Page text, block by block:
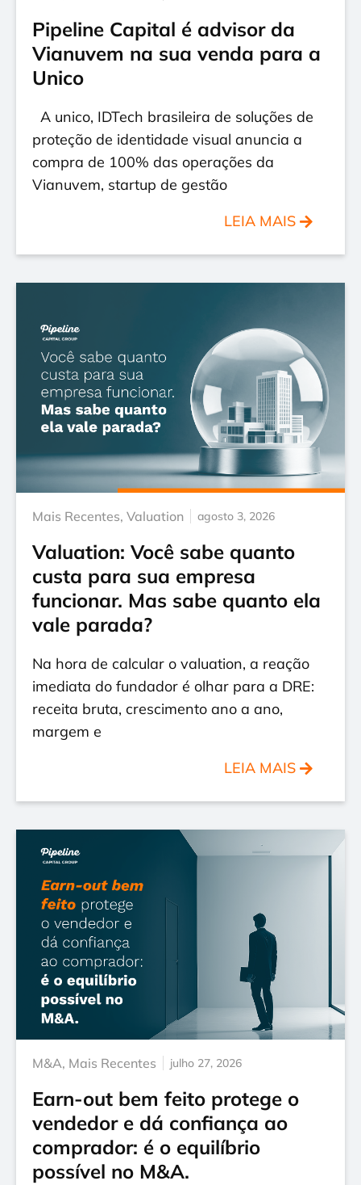
Pipeline Capital é advisor da
Vianuvem na sua venda para a
Unico
A unico, IDTech brasileira de soluções de
proteção de identidade visual anuncia a
compra de 100% das operações da
Vianuvem, startup de gestão
LEIA MAIS
Mais Recentes, Valuation agosto 3, 2026
Valuation: Você sabe quanto
custa para sua empresa
funcionar. Mas sabe quanto ela
vale parada?
Na hora de calcular o valuation, a reação
imediata do fundador é olhar para a DRE:
receita bruta, crescimento ano a ano,
margem e
LEIA MAIS
M&A, Mais Recentes julho 27, 2026
Earn-out bem feito protege o
vendedor e dá confiança ao
comprador: é o equilíbrio
possível no M&A.